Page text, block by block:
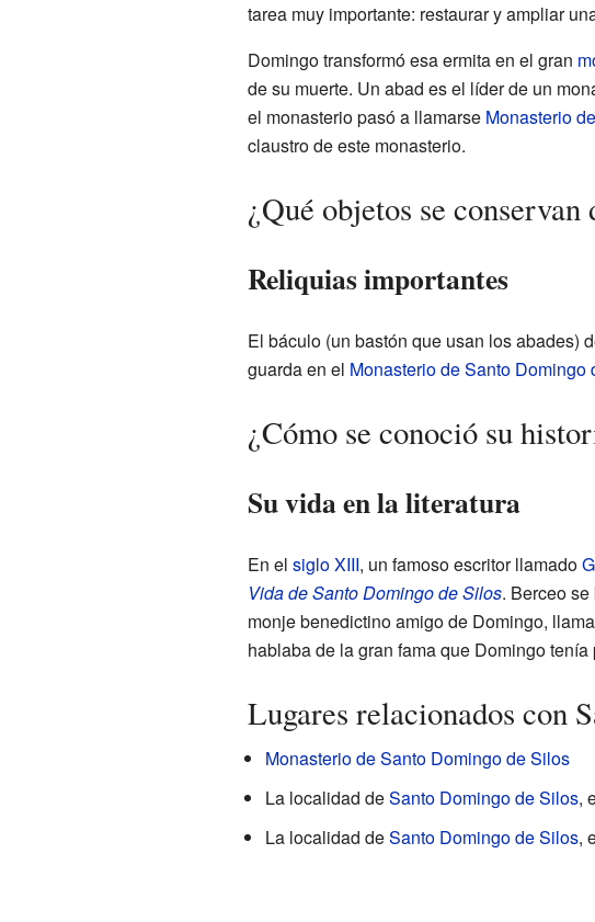
tarea muy importante: restaurar y ampliar
Domingo transformó esa ermita en el gran
de su muerte. Un abad es el líder de un
el monasterio pasó a llamarse Monasterio
claustro de este monasterio.
¿Qué objetos se
Reliquias importantes
El báculo (un bastón que usan los abades)
guarda en el Monasterio de Santo Domingo
¿Cómo se conoció su
Su vida en la literatura
En el siglo XIII, un famoso escritor llamado
Vida de Santo Domingo de Silos. Berceo
monje benedictino amigo de Domingo,
hablaba de la gran fama que Domingo
Lugares relacionados con
Monasterio de Santo Domingo de Silos
La localidad deSanto Domingo de Silos,
La localidad deSanto Domingo de Silos,